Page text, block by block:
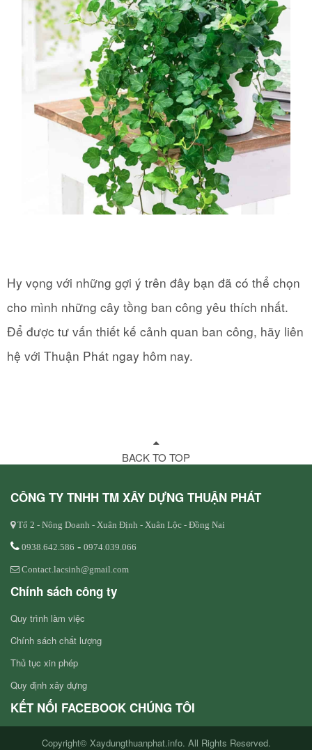
Hy vọng với những gợi ý trên đây bạn đã có thể chọn
cho mình những cây tồng ban công yêu thích nhất.
Để được tư vấn thiết kế cảnh quan ban công, hãy liên
hệ với Thuận Phát ngay hôm nay.
BACK TO TOP
CÔNG TY TNHH TM XÂY DỰNG THUẬN PHÁT
Tổ 2 - Nông Doanh - Xuân Định - Xuân Lộc - Đồng Nai
0938.642.586 - 0974.039.066
Contact.lacsinh@gmail.com
Chính sách công ty
Quy trình làm việc
Chính sách chất lượng
Thủ tục xin phép
Quy định xây dựng
KẾT NỐI FACEBOOK CHÚNG TÔI
Copyright© Xaydungthuanphat.info. All Rights Reserved.